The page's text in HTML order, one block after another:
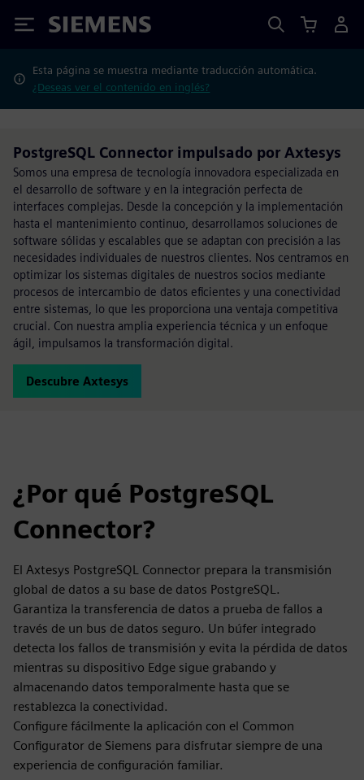
Siemens
Esta página se muestra mediante traducción automática.
¿Deseas ver el contenido en inglés?
PostgreSQL Connector impulsado por Axtesys
Somos una empresa de tecnología innovadora especializada en
el desarrollo de software y en la integración perfecta de
interfaces complejas. Desde la concepción y la implementación
hasta el mantenimiento continuo, desarrollamos soluciones de
software sólidas y escalables que se adaptan con precisión a las
necesidades individuales de nuestros clientes. Nos centramos en
optimizar los sistemas digitales de nuestros socios mediante
procesos de intercambio de datos eficientes y una conectividad
entre sistemas, lo que les proporciona una ventaja competitiva
crucial. Con nuestra amplia experiencia técnica y un enfoque
ágil, impulsamos la transformación digital.
Descubre Axtesys
¿Por qué PostgreSQL
Connector?
El Axtesys PostgreSQL Connector prepara la transmisión
global de datos a su base de datos PostgreSQL.
Garantiza la transferencia de datos a prueba de fallos a
través de un bus de datos seguro. Un búfer integrado
detecta los fallos de transmisión y evita la pérdida de datos
mientras su dispositivo Edge sigue grabando y
almacenando datos temporalmente hasta que se
restablezca la conectividad.
Configure fácilmente la aplicación con el Common
Configurator de Siemens para disfrutar siempre de una
experiencia de configuración familiar.